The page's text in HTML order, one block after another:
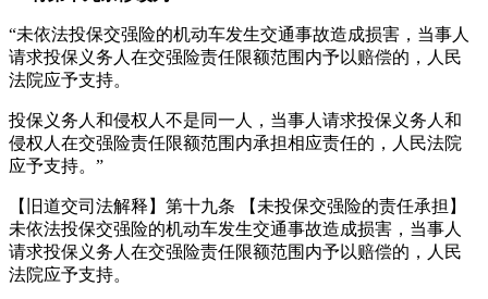
“未依法投保交强险的机动车发生交通事故造成损害，当事人
请求投保义务人在交强险责任限额范围内予以赔偿的，人民
法院应予支持。
投保义务人和侵权人不是同一人，当事人请求投保义务人和
侵权人在交强险责任限额范围内承担相应责任的，人民法院
应予支持。”
【旧道交司法解释】第十九条 【未投保交强险的责任承担】
未依法投保交强险的机动车发生交通事故造成损害，当事人
请求投保义务人在交强险责任限额范围内予以赔偿的，人民
法院应予支持。